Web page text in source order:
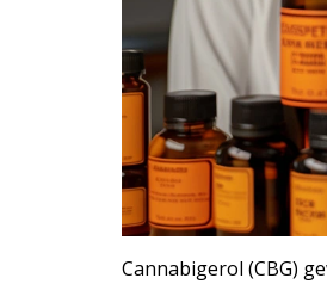
Cannabigerol (CBG)